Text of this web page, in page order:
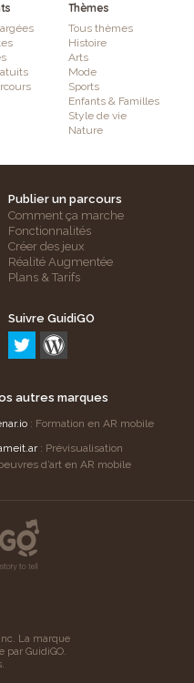
Thèmes
Tous thèmes
Histoire
Arts
Mode
Sports
Enfants & Familles
Style de vie
Nature
Publier un parcours
Comment ça marche
Fonctionnalités
Créer des jeux
Réalité Augmentée
Plans & Tarifs
Suivre GuidiGO
autres marques
: Formation en AR mobile
: Prévisualisation
d’art en AR mobile
La marque
par GuidiGO.